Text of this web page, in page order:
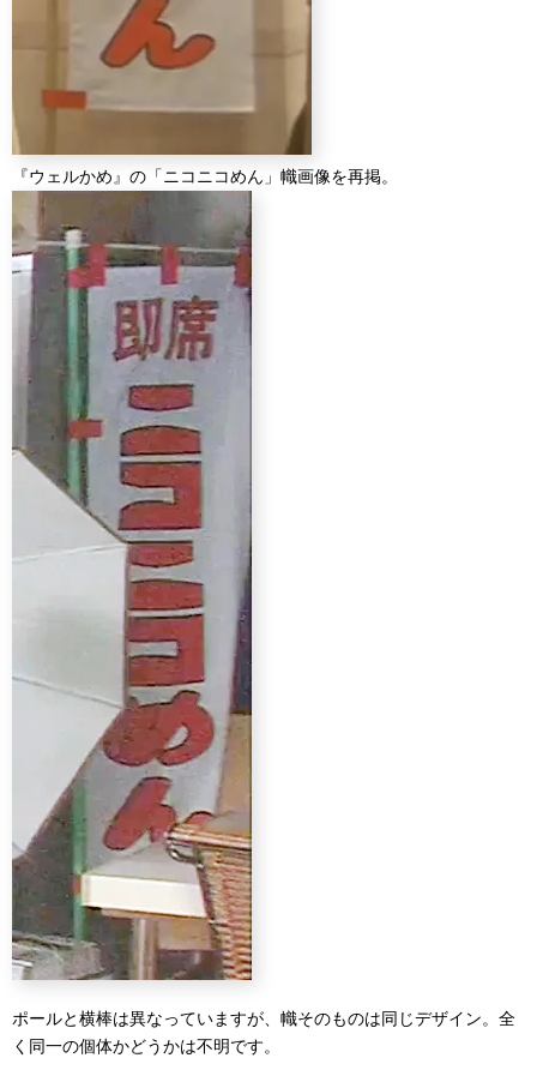
『ウェルかめ』の「ニコニコめん」幟画像を再掲。
ポールと横棒は異なっていますが、幟そのものは同じデザイン。全
く同一の個体かどうかは不明です。